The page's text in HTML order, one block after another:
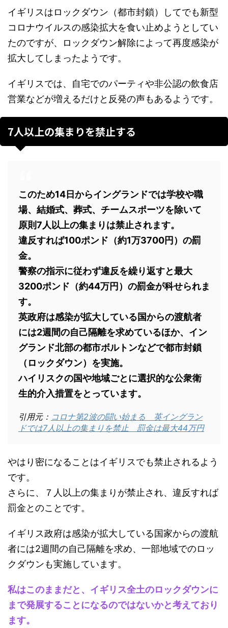
イギリスはロックダウン（都市封鎖）してでも新型
コロナウイルスの感染拡大を食い止めようとしてい
たのですが、ロックダウン解除によって再度感染が
拡大してしまったようです。
イギリスでは、自宅でのパーティや非公認の飲食店
営業などが増えるだけと反発の声もあるようです。
7人以上の集まりを禁止する
このため14日からイングランドでは学校や職
場、結婚式、葬式、チームスポーツを除いて
原則7人以上の集まりは禁止されます。
違反すれば100ポンド（約1万3700円）の罰
金。
警察の指示に従わず違反を繰り返すと最大
3200ポンド（約44万円）の罰金が科せられま
す。
英政府は感染が拡大している国からの渡航者
には2週間の自己隔離を求めているほか、イン
グランド北部の都市ボルトンなどで都市封鎖
（ロックダウン）を実施。
ハイリスクの国や地域ごとに選択的な公衆衛
生的介入措置をとっています。
引用元： コロナ第2波の闘い始まる 英イングラン
ドでは7人以上の集まりを禁止 罰金は最大44万円
やはり密になることはイギリスでも禁止されるよう
です。
さらに、７人以上の集まりが禁止され、違反すれば
罰金とのことです。
イギリス政府は感染が拡大している国家からの渡航
者には2週間の自己隔離を求め、一部地域でのロッ
クダウンも実施しています。
私はこのままだと、イギリス全土のロックダウンに
まで発展することになるのではないかと考えており
ます。